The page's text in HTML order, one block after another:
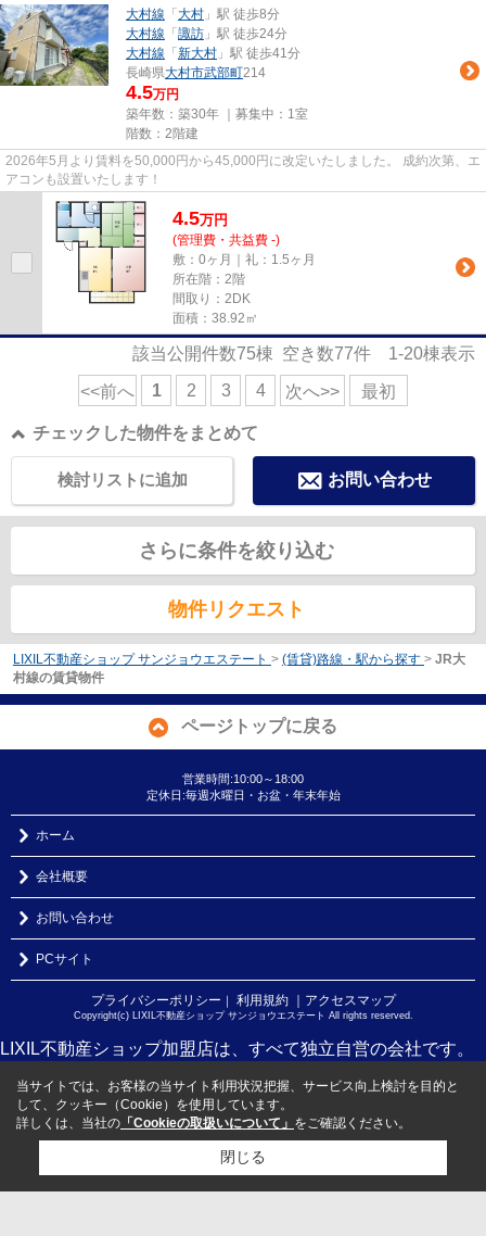
大村線 「 大村 」駅 徒歩8分
大村線 「 諏訪 」駅 徒歩24分
大村線 「 新大村 」駅 徒歩41分
長崎県大村市武部町214
4.5万円
築年数：築30年 ｜募集中： 1室
階数：2階建
2026年5月より賃料を50,000円から45,000円に改定いたしました。 成約次第、エ
アコンも設置いたします！
4.5万円
(管理費・共益費 -)
敷：0ヶ月｜礼：1.5ヶ月
所在階：2階
間取り：2DK
面積：38.92㎡
該当公開件数75棟 空き数77件 1-20棟表示
<<前へ 1 2 3 4 次へ>> 最初
チェックした物件をまとめて
お問い合わせ
検討リストに追加
さらに条件を絞り込む
物件リクエスト
LIXIL不動産ショップ サンジョウエステート > (賃貸)路線・駅から探す > JR大
村線の賃貸物件
ページトップに戻る
営業時間:10:00～18:00
定休日:毎週水曜日・お盆・年末年始
ホーム
会社概要
お問い合わせ
PCサイト
プライバシーポリシー ｜ 利用規約 ｜アクセスマップ
Copyright(c) LIXIL不動産ショップ サンジョウエステート All rights reserved.
LIXIL不動産ショップ加盟店は、すべて独立自営の会社です。
当サイトでは、お客様の当サイト利用状況把握、サービス向上検討を目的と
して、クッキー（Cookie）を使用しています。
詳しくは、当社の 「Cookieの取扱いについて」 をご確認ください。
閉じる